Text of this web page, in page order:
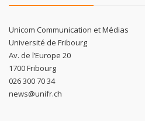
Unicom Communication et Médias
Université de Fribourg
Av. de l’Europe 20
1700 Fribourg
026 300 70 34
news@unifr.ch